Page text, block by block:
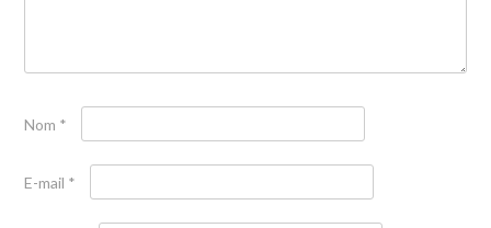
Nom *
E-mail *